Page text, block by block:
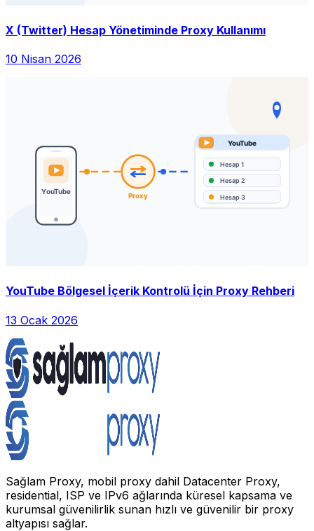
X (Twitter) Hesap Yönetiminde Proxy Kullanımı
10 Nisan 2026
YouTube Bölgesel İçerik Kontrolü İçin Proxy Rehberi
13 Ocak 2026
Sağlam Proxy, mobil proxy dahil Datacenter Proxy,
residential, ISP ve IPv6 ağlarında küresel kapsama ve
kurumsal güvenilirlik sunan hızlı ve güvenilir bir proxy
altyapısı sağlar.